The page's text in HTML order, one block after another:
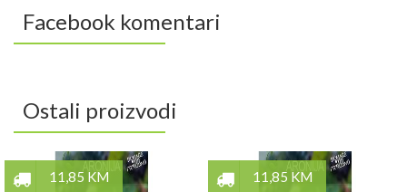
Facebook komentari
Ostali proizvodi
11,85 KM 11,85 KM